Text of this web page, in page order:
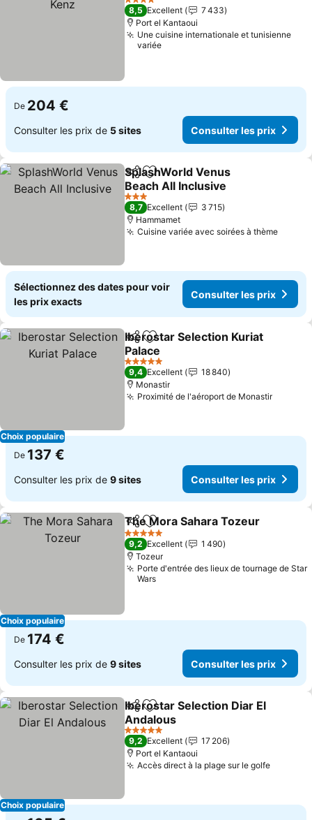
4 Étoiles
8,5 Excellent
7 433
Port el Kantaoui
Une cuisine internationale et tunisienne
variée
De 204 €
Consulter les prix de 5 sites Consulter les prix
PartagerAjouter à mes favoris
SplashWorld Venus
Beach All Inclusive
3 Étoiles
8,7 Excellent
3 715
Hammamet
Cuisine variée avec soirées à thème
Sélectionnez des dates pour voir
les prix exacts
Consulter les prix
Choix populaire
PartagerAjouter à mes favoris
Iberostar Selection Kuriat
Palace
5 Étoiles
9,4 Excellent
18 840
Monastir
Proximité de l'aéroport de Monastir
De 137 €
Consulter les prix de 9 sites Consulter les prix
Choix populaire
PartagerAjouter à mes favoris
The Mora Sahara Tozeur
5 Étoiles
9,2 Excellent
1 490
Tozeur
Porte d'entrée des lieux de tournage de Star
Wars
De 174 €
Consulter les prix de 9 sites Consulter les prix
Choix populaire
PartagerAjouter à mes favoris
Iberostar Selection Diar El
Andalous
5 Étoiles
9,2 Excellent
17 206
Port el Kantaoui
Accès direct à la plage sur le golfe